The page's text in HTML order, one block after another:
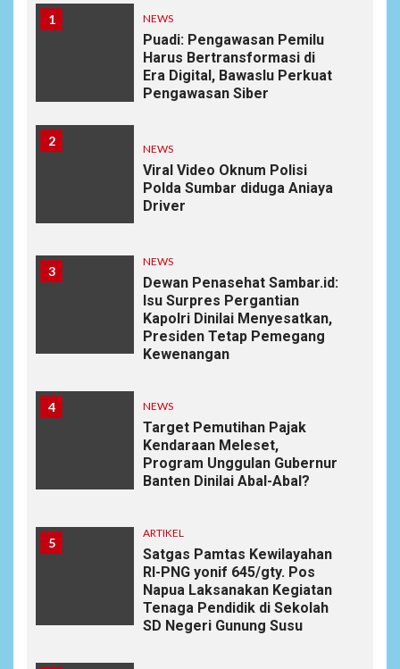
1 NEWS
Puadi: Pengawasan Pemilu
Harus Bertransformasi di
Era Digital, Bawaslu Perkuat
Pengawasan Siber
2
NEWS
Viral Video Oknum Polisi
Polda Sumbar diduga Aniaya
Driver
3
NEWS
Dewan Penasehat Sambar.id:
Isu Surpres Pergantian
Kapolri Dinilai Menyesatkan,
Presiden Tetap Pemegang
Kewenangan
4 NEWS
Target Pemutihan Pajak
Kendaraan Meleset,
Program Unggulan Gubernur
Banten Dinilai Abal-Abal?
5
ARTIKEL
Satgas Pamtas Kewilayahan
RI-PNG yonif 645/gty. Pos
Napua Laksanakan Kegiatan
Tenaga Pendidik di Sekolah
SD Negeri Gunung Susu